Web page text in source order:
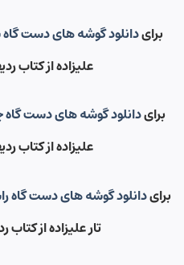
برایدانلود گوشه های دست گاه
علیزاده از کتاب
برایدانلود گوشه های دست گاه
علیزاده از کتاب
برایدانلود گوشه های دست گاه
تار علیزاده از کتاب